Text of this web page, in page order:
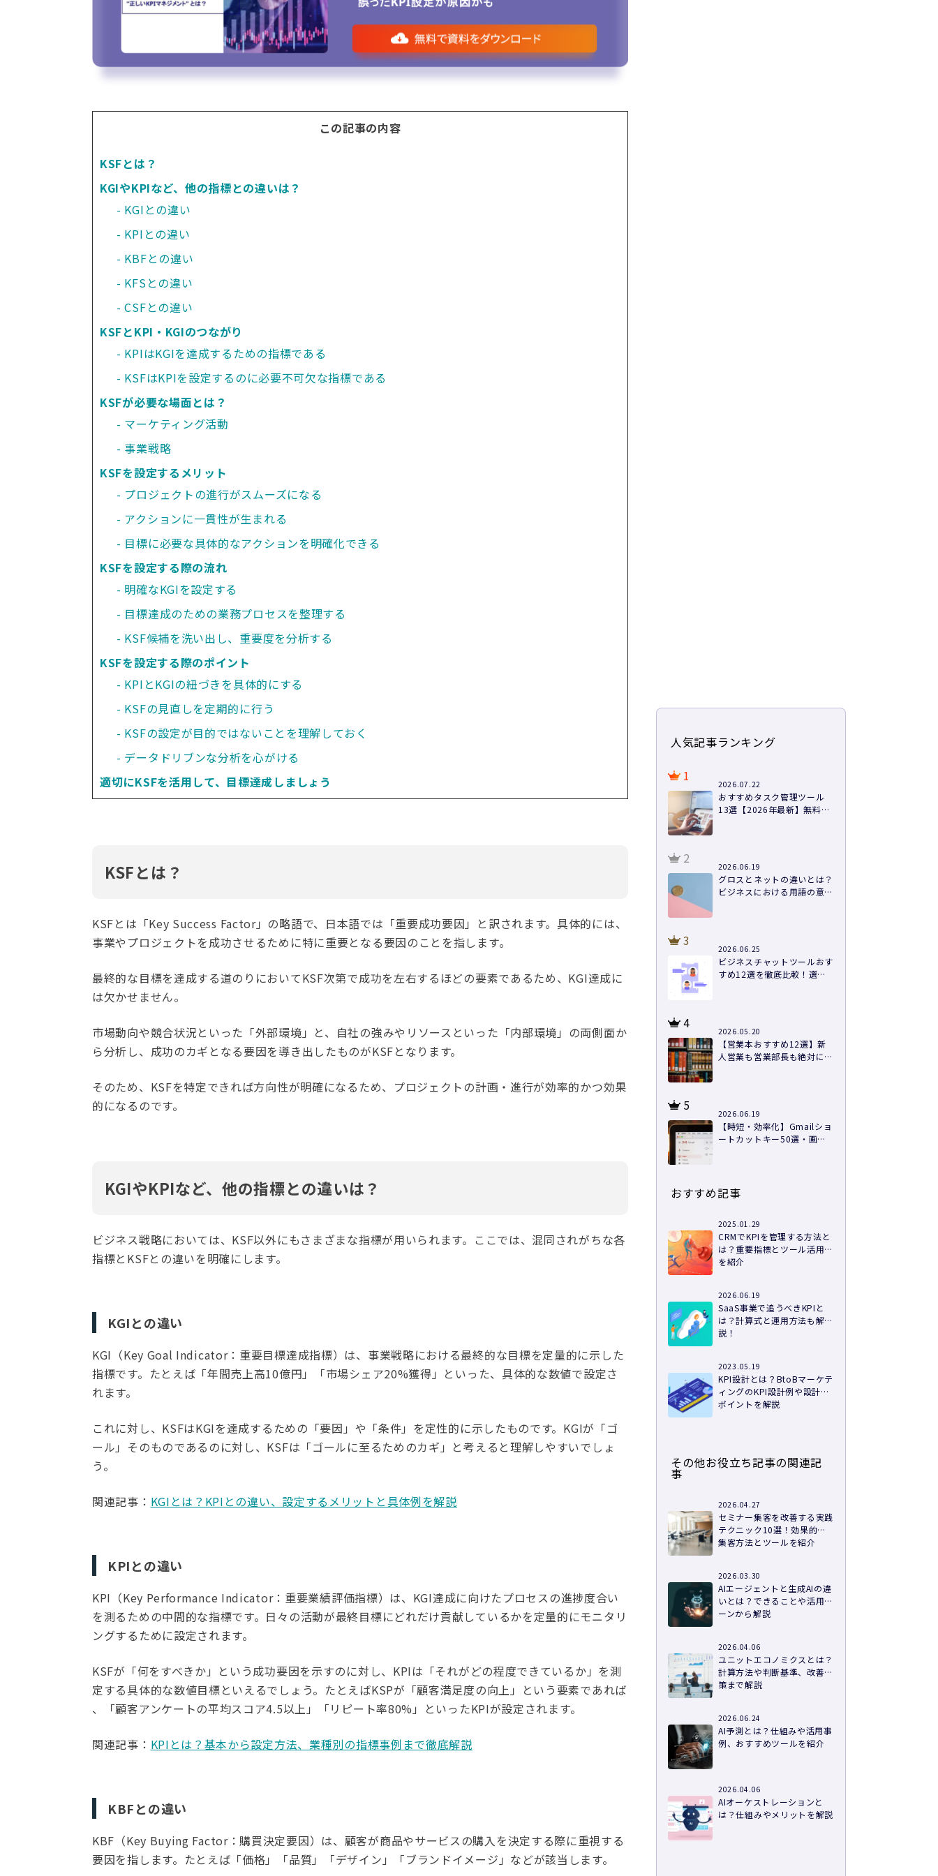
この記事の内容
KSFとは？
KGIやKPIなど、他の指標との違いは？
KGIとの違い
KPIとの違い
KBFとの違い
KFSとの違い
CSFとの違い
KSFとKPI・KGIのつながり
KPIはKGIを達成するための指標である
KSFはKPIを設定するのに必要不可欠な指標である
KSFが必要な場面とは？
マーケティング活動
事業戦略
KSFを設定するメリット
プロジェクトの進行がスムーズになる
アクションに一貫性が生まれる
目標に必要な具体的なアクションを明確化できる
KSFを設定する際の流れ
明確なKGIを設定する
目標達成のための業務プロセスを整理する
KSF候補を洗い出し、重要度を分析する
KSFを設定する際のポイント
KPIとKGIの紐づきを具体的にする
KSFの見直しを定期的に行う
KSFの設定が目的ではないことを理解しておく
データドリブンな分析を心がける
適切にKSFを活用して、目標達成しましょう
KSFとは？
KSFとは「Key Success Factor」の略語で、日本語では「重要成功要因」と訳されます。具体的には、
事業やプロジェクトを成功させるために特に重要となる要因のことを指します。
最終的な目標を達成する道のりにおいてKSF次第で成功を左右するほどの要素であるため、KGI達成に
は欠かせません。
市場動向や競合状況といった「外部環境」と、自社の強みやリソースといった「内部環境」の両側面か
ら分析し、成功のカギとなる要因を導き出したものがKSFとなります。
そのため、KSFを特定できれば方向性が明確になるため、プロジェクトの計画・進行が効率的かつ効果
的になるのです。
KGIやKPIなど、他の指標との違いは？
ビジネス戦略においては、KSF以外にもさまざまな指標が用いられます。ここでは、混同されがちな各
指標とKSFとの違いを明確にします。
KGIとの違い
KGI（Key Goal Indicator：重要目標達成指標）は、事業戦略における最終的な目標を定量的に示した
指標です。たとえば「年間売上高10億円」「市場シェア20%獲得」といった、具体的な数値で設定さ
れます。
これに対し、KSFはKGIを達成するための「要因」や「条件」を定性的に示したものです。KGIが「ゴ
ール」そのものであるのに対し、KSFは「ゴールに至るためのカギ」と考えると理解しやすいでしょ
う。
関連記事： KGIとは？KPIとの違い、設定するメリットと具体例を解説
KPIとの違い
KPI（Key Performance Indicator：重要業績評価指標）は、KGI達成に向けたプロセスの進捗度合い
を測るための中間的な指標です。日々の活動が最終目標にどれだけ貢献しているかを定量的にモニタリ
ングするために設定されます。
KSFが「何をすべきか」という成功要因を示すのに対し、KPIは「それがどの程度できているか」を測
定する具体的な数値目標といえるでしょう。たとえばKSPが「顧客満足度の向上」という要素であれば
、「顧客アンケートの平均スコア4.5以上」「リピート率80%」といったKPIが設定されます。
関連記事： KPIとは？基本から設定方法、業種別の指標事例まで徹底解説
KBFとの違い
KBF（Key Buying Factor：購買決定要因）は、顧客が商品やサービスの購入を決定する際に重視する
要因を指します。たとえば「価格」「品質」「デザイン」「ブランドイメージ」などが該当します。
人気記事ランキング
1
2026.07.22
おすすめタスク管理ツール
13選【2026年最新】無料あ
2
2026.06.19
グロスとネットの違いとは？
ビジネスにおける用語の意味
3
2026.06.25
ビジネスチャットツールおす
すめ12選を徹底比較！選び
4
2026.05.20
【営業本おすすめ12選】新
人営業も営業部長も絶対に読
5
2026.06.19
【時短・効率化】Gmailショ
ートカットキー50選・画像
おすすめ記事
2025.01.29
CRMでKPIを管理する方法と
は？重要指標とツール活用例
を紹介
2026.06.19
SaaS事業で追うべきKPIと
は？計算式と運用方法も解
説！
2023.05.19
KPI設計とは？BtoBマーケテ
ィングのKPI設計例や設計の
ポイントを解説
その他お役立ち記事の関連記
事
2026.04.27
セミナー集客を改善する実践
テクニック10選！効果的な
集客方法とツールを紹介
2026.03.30
AIエージェントと生成AIの違
いとは？できることや活用シ
ーンから解説
2026.04.06
ユニットエコノミクスとは？
計算方法や判断基準、改善施
策まで解説
2026.06.24
AI予測とは？仕組みや活用事
例、おすすめツールを紹介
2026.04.06
AIオーケストレーションと
は？仕組みやメリットを解説